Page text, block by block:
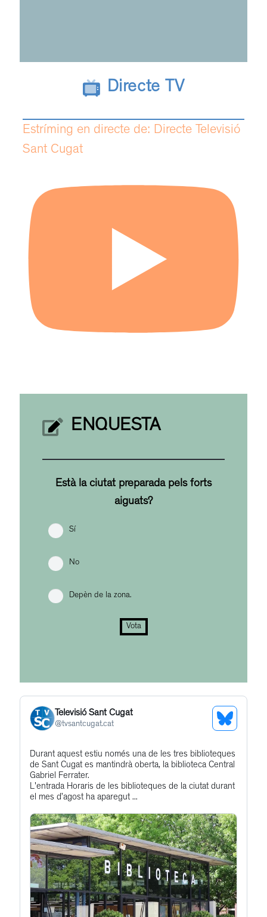
Directe TV
Estríming en directe de: Directe Televisió
Sant Cugat
ENQUESTA
Està la ciutat preparada pels forts
aiguats?
Sí
No
Depèn de la zona.
Vota
Televisió Sant Cugat
@tvsantcugat.cat
See
Profile
Get
to
this
Durant aquest estiu només una de les tres biblioteques
de Sant Cugat es mantindrà oberta, la biblioteca Central
Gabriel Ferrater.
L'entrada Horaris de les biblioteques de la ciutat durant
el mes d’agost ha aparegut ...